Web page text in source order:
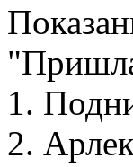
1.
2.